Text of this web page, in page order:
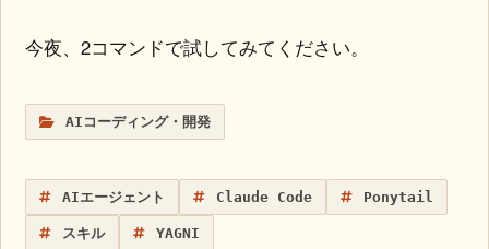
今夜、2コマンドで試してみてください。
AIコーディング・開発
AIエージェント Claude Code Ponytail
スキル YAGNI